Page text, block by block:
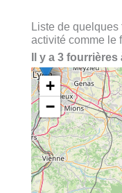
Liste de quelques
activité comme le
Il y a 3 fourrières
+
−